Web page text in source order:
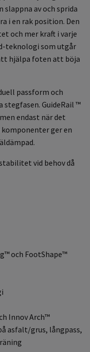
av och sprida
i en rak position. Den
och mer kraft i varje
teknologi som utgår
hjälpa foten att böja
passform och
GuideRail ™
endast när det
komponenter ger en
vid behov då
och FootShape™
Innov Arch™
asfalt/grus, långpass,